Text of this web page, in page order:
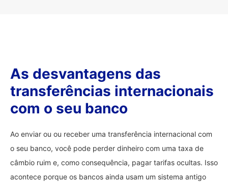
As desvantagens das
transferências internacionais
com o seu banco
Ao enviar ou ou receber uma transferência internacional com
o seu banco, você pode perder dinheiro com uma taxa de
câmbio ruim e, como consequência, pagar tarifas ocultas. Isso
acontece porque os bancos ainda usam um sistema antigo